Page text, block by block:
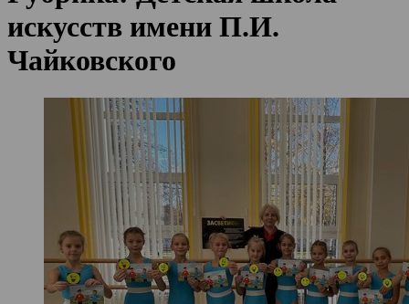
искусств имени П.И.
Чайковского